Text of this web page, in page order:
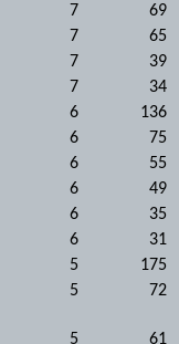
7
69
7
65
7
39
7
34
6
136
6
75
6
55
6
49
6
35
6
31
5
175
5 72
5
61